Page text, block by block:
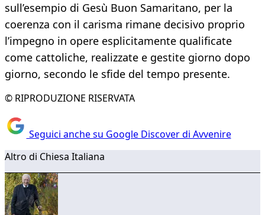
sull’esempio di Gesù Buon Samaritano, per la
coerenza con il carisma rimane decisivo proprio
l’impegno in opere esplicitamente qualificate
come cattoliche, realizzate e gestite giorno dopo
giorno, secondo le sfide del tempo presente.
© RIPRODUZIONE RISERVATA
Seguici anche su Google Discover di Avvenire
Altro di Chiesa Italiana